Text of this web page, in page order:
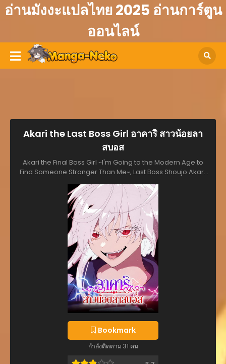
อ่านมังงะแปลไทย 2025 อ่านการ์ตูน
ออนไลน์
Akari the Last Boss Girl อาคาริ สาวน้อยลา
สบอส
Akari the Final Boss Girl ~I'm Going to the Modern Age to
Find Someone Stronger Than Me~, Last Boss Shoujo Akari,
に会いに現代に行く～, 마왕은 F급 헌터
Bookmark
กำลังติดตาม 31 คน